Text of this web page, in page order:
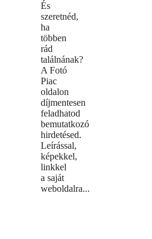
És
szeretnéd,
ha
többen
rád
találnának?
A Fotó
Piac
oldalon
díjmentesen
feladhatod
bemutatkozó
hirdetésed.
Leírással,
képekkel,
linkkel
a saját
weboldalra...